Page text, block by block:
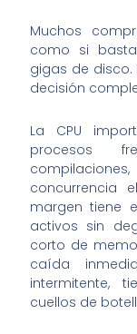
Muchos
como si
gigas de disco.
decisión
La CPU
procesos
concurrencia
margen tiene
activos sin
corto de
caída
intermitente,
cuellos de